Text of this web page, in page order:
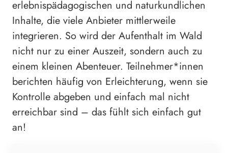
erlebnispädagogischen und naturkundlichen
Inhalte, die viele Anbieter mittlerweile
integrieren. So wird der Aufenthalt im Wald
nicht nur zu einer Auszeit, sondern auch zu
einem kleinen Abenteuer. Teilnehmer*innen
berichten häufig von Erleichterung, wenn sie
Kontrolle abgeben und einfach mal nicht
erreichbar sind – das fühlt sich einfach gut
an!